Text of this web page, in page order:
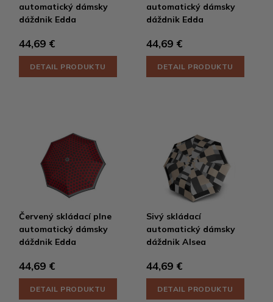
automatický dámsky
dáždnik Edda
44,69 €
DETAIL PRODUKTU
automatický dámsky
dáždnik Edda
44,69 €
DETAIL PRODUKTU
Červený skládací plne
automatický dámsky
dáždnik Edda
44,69 €
DETAIL PRODUKTU
Sivý skládací
automatický dámsky
dáždnik Alsea
44,69 €
DETAIL PRODUKTU